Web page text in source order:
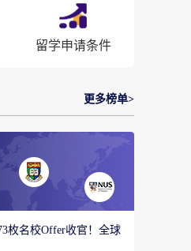
留学申请条件
更多榜单>
枚名校Offer收官！全球